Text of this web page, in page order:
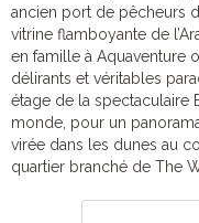
ancien port de pêcheurs
vitrine flamboyante de
en famille à Aquaventure
délirants et véritables
étage de la spectaculaire
monde, pour un
virée dans les dunes au
quartier branché de The